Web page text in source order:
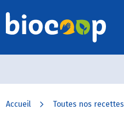
Accueil Toutes nos recettes